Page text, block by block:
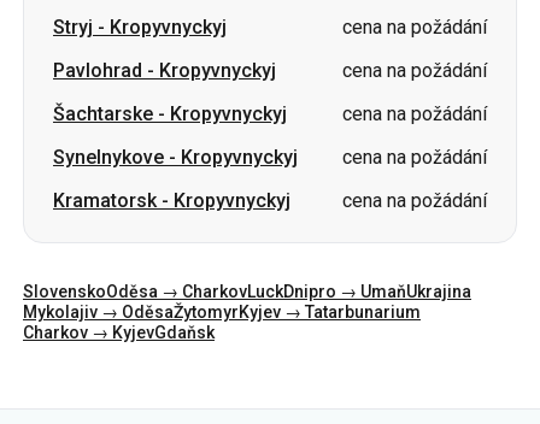
Synelnykove-Kropyvnyckyj
cena na požádání
Kramatorsk-Kropyvnyckyj cena na požádání
SlovenskoOděsa → CharkovLuckDnipro → Umaň Ukrajina
Charkov → KyjevGdaňsk
Kategorie